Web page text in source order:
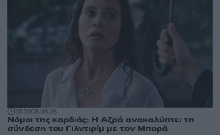
15:3208.08.26
Νόμοι της καρδιάς: Η Αζρά ανακαλύπτει τη
σύνδεση του Γιλντιρίμ με τον Μπορά